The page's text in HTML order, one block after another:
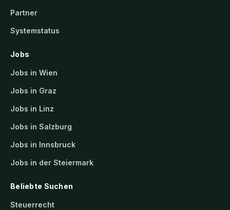
Partner
Systemstatus
Jobs
Jobs in Wien
Jobs in Graz
Jobs in Linz
Jobs in Salzburg
Jobs in Innsbruck
Jobs in der Steiermark
Beliebte Suchen
Steuerrecht